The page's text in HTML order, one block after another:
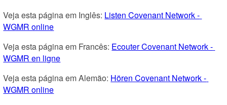
Veja esta página em Inglês: Listen Covenant Network -
WGMR online
Veja esta página em Francês: Ecouter Covenant Network -
WGMR en ligne
Veja esta página em Alemão: Hören Covenant Network -
WGMR online